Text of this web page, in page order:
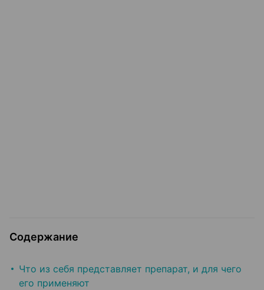
Содержание
Что из себя представляет препарат, и для чего
его применяют